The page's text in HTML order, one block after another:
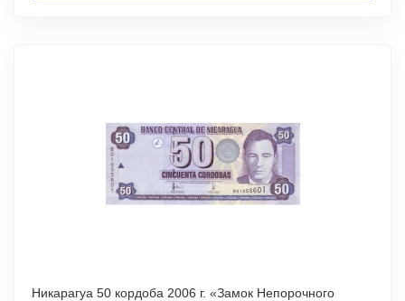
Никарагуа 50 кордоба 2006 г. «Замок Непорочного